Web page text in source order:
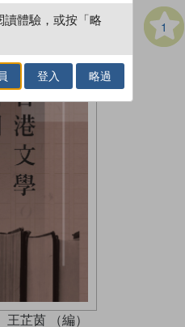
1
芷茵 （編）
讀體驗，或按「略
登入 略過